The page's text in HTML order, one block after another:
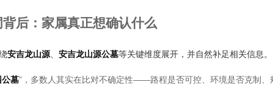
后：家属真正想确认什么
安吉龙山源 、安吉龙山源公墓等关键维度展开，并自然补足相关信息。
公墓”，多数人其实在比对不确定性——路程是否可控、环境是否克制、